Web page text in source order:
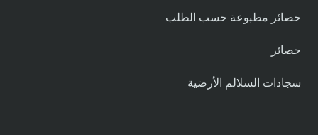
حصائر مطبوعة حسب الطلب
حصائر
سجادات السلالم الأرضية